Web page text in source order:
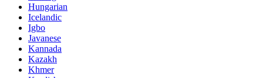
Hungarian
Icelandic
Igbo
Javanese
Kannada
Kazakh
Khmer